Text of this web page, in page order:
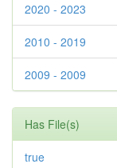
2020 - 2023
2010 - 2019
2009 - 2009
Has File(s)
true